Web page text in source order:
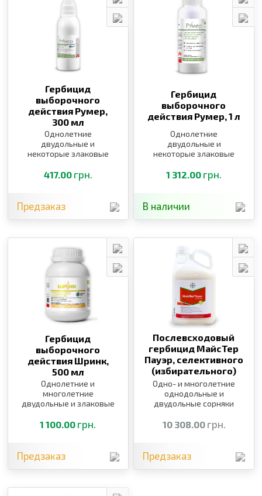
Гербицид
выборочного
действия Румер,
300 мл
Однолетние
двудольные и
некоторые злаковые
417.00 грн.
Предзаказ
Гербицид
выборочного
действия Румер,1 л
Однолетние
двудольные и
некоторые злаковые
1 312.00 грн.
В наличии
Гербицид
выборочного
действия Шринк,
500 мл
Однолетние и
многолетние
двудольные и злаковые
1 100.00 грн.
Предзаказ
Послевсходовый
гербицид МайсТер
Пауэр, селективного
(избирательного)
действия,5 л
Одно- и многолетние
однодольные и
двудольные сорняки
10 308.00 грн.
Предзаказ